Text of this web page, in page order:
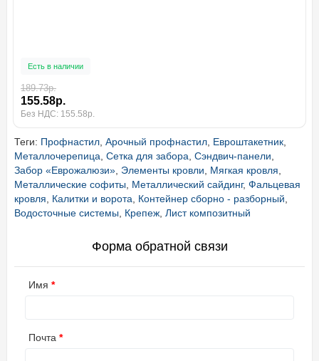
Есть в наличии
189.73р.
155.58р.
Без НДС: 155.58р.
Теги: Профнастил, Арочный профнастил, Евроштакетник,
Металлочерепица, Сетка для забора, Сэндвич-панели,
Забор «Еврожалюзи», Элементы кровли, Мягкая кровля,
Металлические софиты, Металлический сайдинг, Фальцевая
кровля, Калитки и ворота, Контейнер сборно - разборный,
Водосточные системы, Крепеж, Лист композитный
Форма обратной связи
Имя
Почта